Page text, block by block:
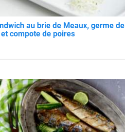
au brie de Meaux, germe de
et compote de poires